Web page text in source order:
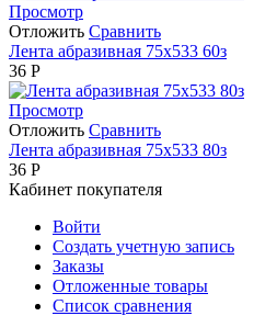
Просмотр
Отложить Сравнить
Лента абразивная 75х533 60з
36 Р
Просмотр
Отложить Сравнить
Лента абразивная 75х533 80з
36 Р
Кабинет покупателя
Войти
Создать учетную запись
Заказы
Отложенные товары
Список сравнения